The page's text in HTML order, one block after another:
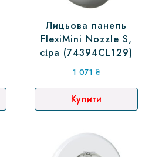
Лицьова панель
FlexiMini Nozzle S,
сіра (74394CL129)
1 071 ₴
Купити